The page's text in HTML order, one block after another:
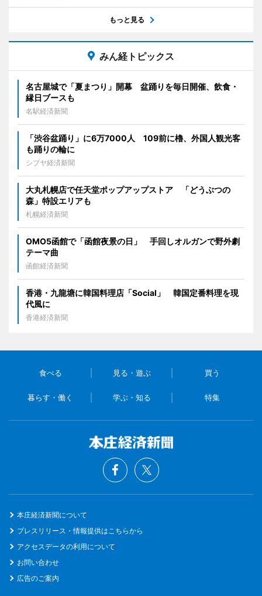
もっと見る
みん経トピックス
名古屋城で「夏まつり」開幕 盆踊りを毎日開催、飲食・
縁日ブースも
名駅経済新聞
「渋谷盆踊り」に6万7000人 109前に櫓、外国人観光客
も踊りの輪に
シブヤ経済新聞
大丸札幌店で任天堂ポップアップストア 「どうぶつの
森」特設エリアも
札幌経済新聞
OMO5函館で「函館夜景の日」 手回しオルガンで野外劇
テーマ曲
函館経済新聞
香港・九龍塘に韓国料理店「Social」 韓国定番料理を現
代風に
香港経済新聞
食べる 見る・遊ぶ 買う
暮らす・働く 学ぶ・知る 特集
本庄経済新聞について
プレスリリース・情報提供はこちらから
アクセスデータの利用について
お問い合わせ
広告のご案内